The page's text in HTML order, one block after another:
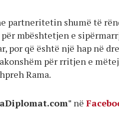
partneritetin shumë të
mbështetjen e
por që është një hap në
për rritjen e
Rama.
në